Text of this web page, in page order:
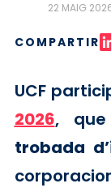
22 MAIG
COMPARTIR
UCF
2026,
trobada